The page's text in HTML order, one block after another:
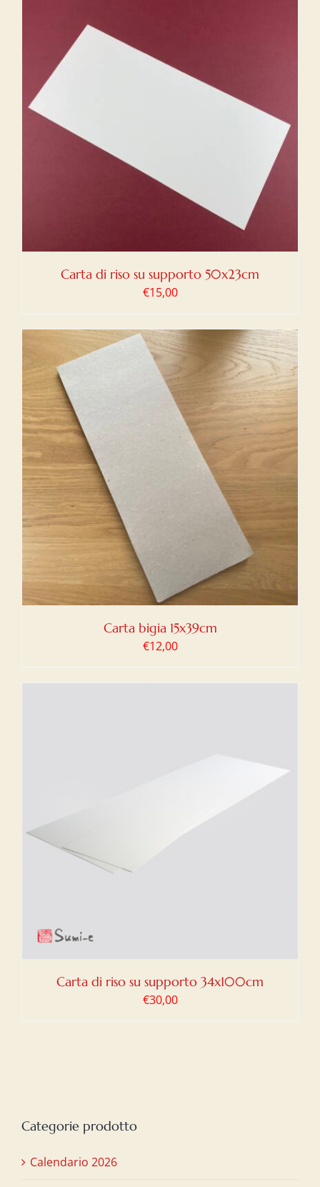
Carta di riso su supporto 50x23cm
€15,00
Carta bigia 15x39cm
€12,00
Carta di riso su supporto 34x100cm
€30,00
Categorie prodotto
Calendario 2026